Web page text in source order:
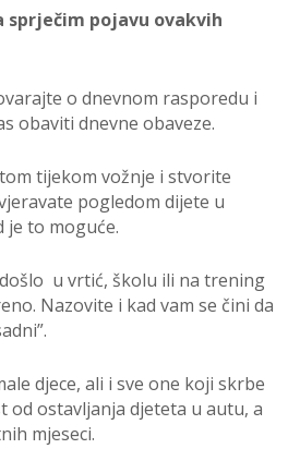
sprječim pojavu ovakvih
o dnevnom rasporedu i
obaviti dnevne obaveze.
tijekom vožnje i stvorite
pogledom dijete u
je to moguće.
u vrtić, školu ili na trening
Nazovite i kad vam se čini da
djece, ali i sve one koji skrbe
od ostavljanja djeteta u autu, a
mjeseci.